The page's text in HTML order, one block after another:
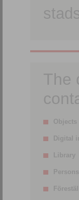
The
Objects
Digital
Library